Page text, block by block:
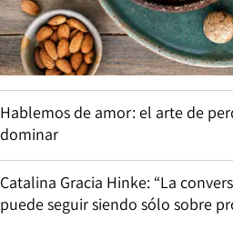
Hablemos de amor: el arte de
dominar
Catalina Gracia Hinke: “La
puede seguir siendo sólo sobre